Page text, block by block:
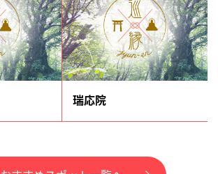
瑞応院